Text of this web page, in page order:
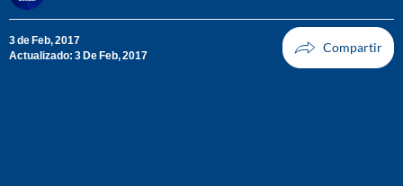
3 de Feb, 2017
Actualizado: 3 De Feb, 2017